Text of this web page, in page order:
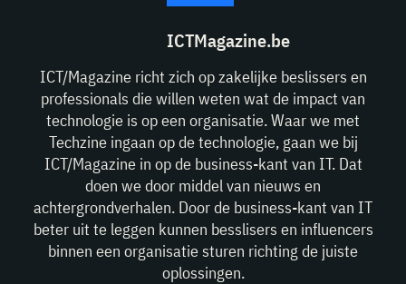
ICTMagazine.be
ICT/Magazine richt zich op zakelijke beslissers en
professionals die willen weten wat de impact van
technologie is op een organisatie. Waar we met
Techzine ingaan op de technologie, gaan we bij
ICT/Magazine in op de business-kant van IT. Dat
doen we door middel van nieuws en
achtergrondverhalen. Door de business-kant van IT
beter uit te leggen kunnen besslisers en influencers
binnen een organisatie sturen richting de juiste
oplossingen.